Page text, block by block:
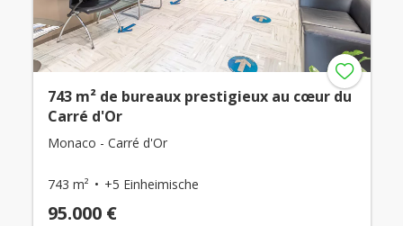
743 m² de bureaux prestigieux au cœur du
Carré d'Or
Monaco - Carré d'Or
743 m² +5 Einheimische
95.000 €